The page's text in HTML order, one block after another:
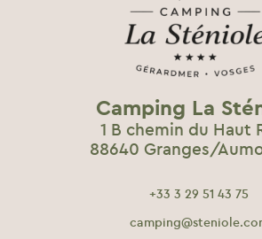
Camping La
1 B chemin du Haut
88640 Granges/
+33 3 29 51 43 75